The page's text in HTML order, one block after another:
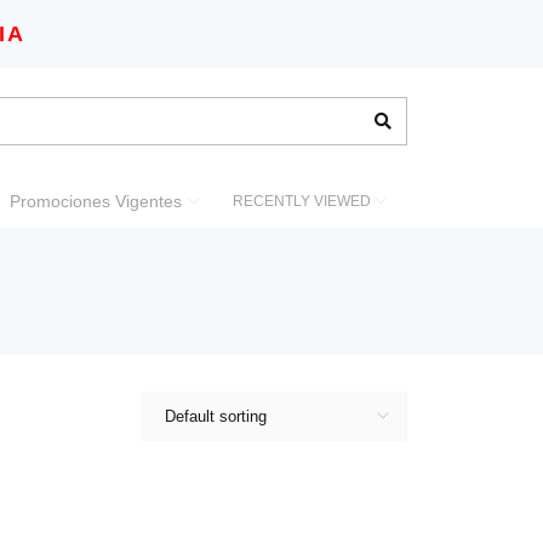
Promociones Vigentes RECENTLY VIEWED
Default sorting